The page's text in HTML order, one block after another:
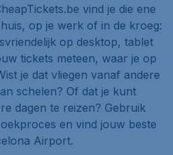
vind je die ene
op je werk of in de kroeg:
op desktop, tablet
tickets meteen, waar je op
je dat vliegen vanaf andere
schelen? Of dat je kunt
dagen te reizen? Gebruik
en vind jouw beste
Airport.